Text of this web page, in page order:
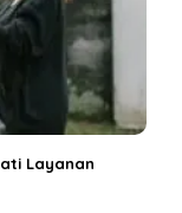
Layanan